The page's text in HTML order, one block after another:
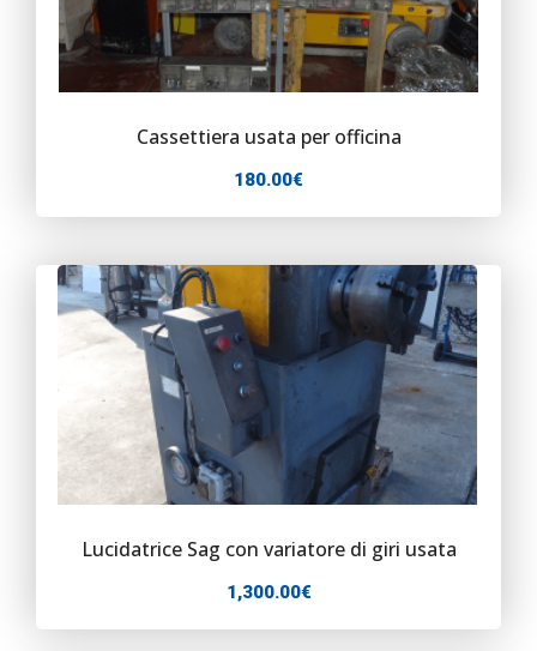
Cassettiera usata per officina
180.00€
Lucidatrice Sag con variatore di giri usata
1,300.00€